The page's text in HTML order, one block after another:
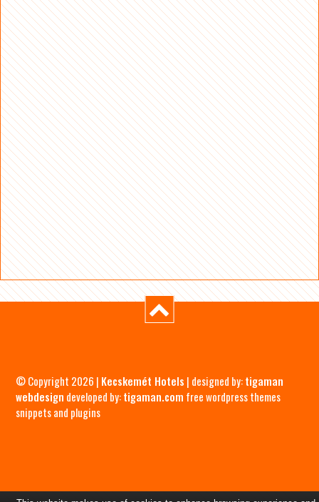
© Copyright 2026 | Kecskemét Hotels | designed by:tigaman
webdesign developed by:tigaman.com free wordpress themes
snippets and plugins